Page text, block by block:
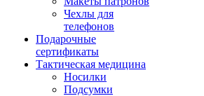
Чехлы для
телефонов
Подарочные
сертификаты
Тактическая медицина
Носилки
Подсумки